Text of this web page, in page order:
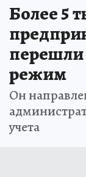
Более 5
режим
Он
учета